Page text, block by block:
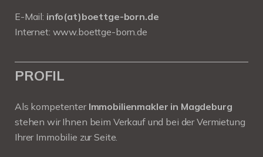
E-Mail: info(at)boettge-born.de
Internet: www.boettge-born.de
PROFIL
Als kompetenter Immobilienmakler in Magdeburg
stehen wir Ihnen beim Verkauf und bei der Vermietung
Ihrer Immobilie zur Seite.